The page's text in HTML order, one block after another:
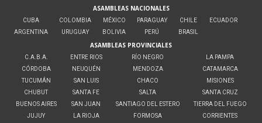
ASAMBLEAS NACIONALES
CUBA
ARGENTINA
COLOMBIA
URUGUAY
MÉXICO
BOLIVIA
PARAGUAY
PERÚ
CHILE
BRASIL
ECUADOR
ASAMBLEAS PROVINCIALES
C.A.B.A.
CÓRDOBA
TUCUMÁN
CHUBUT
BUENOS AIRES
JUJUY
ENTRE RIOS
NEUQUÉN
SAN LUIS
SANTA FE
SAN JUAN
LA RIOJA
RÍO NEGRO
MENDOZA
CHACO
SALTA
SANTIAGO DEL ESTERO
FORMOSA
LA PAMPA
CATAMARCA
MISIONES
SANTA CRUZ
TIERRA DEL FUEGO
CORRIENTES